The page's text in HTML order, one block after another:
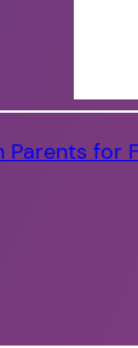
Parents for